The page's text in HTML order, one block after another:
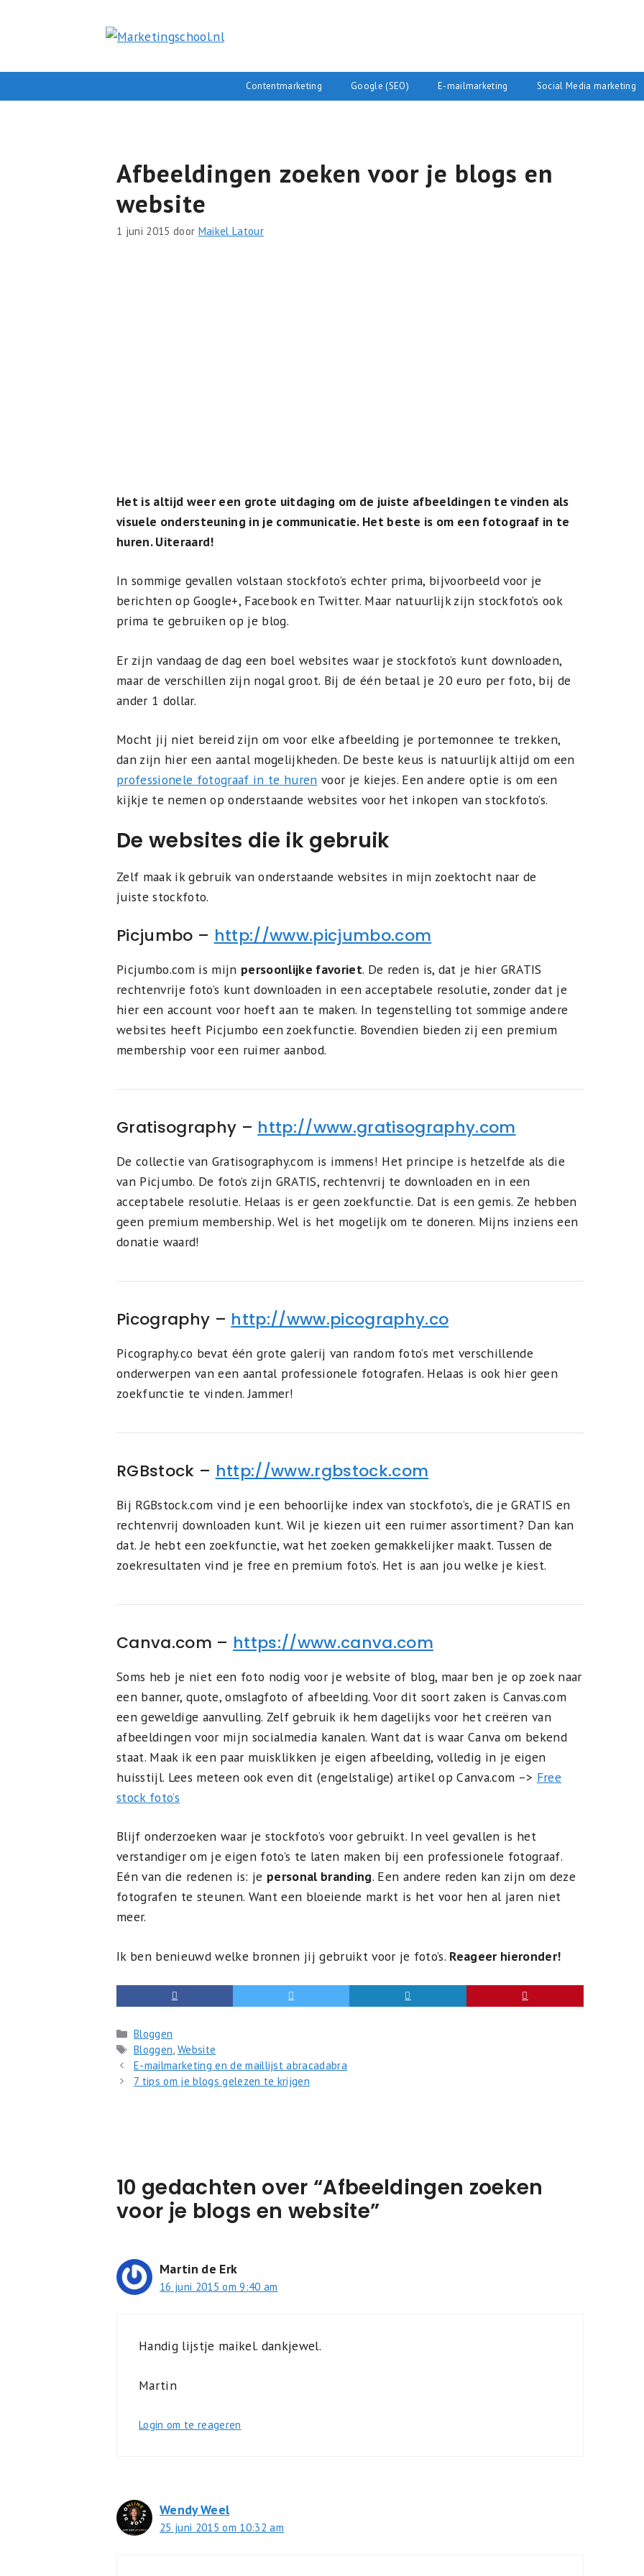
inhoud
Contentmarketing Google (SEO) E-mailmarketing Social Media marketing
Afbeeldingen zoeken voor je blogs en
website
1 juni 2015 door Maikel Latour
Het is altijd weer een grote uitdaging om de juiste afbeeldingen te vinden als
visuele ondersteuning in je communicatie. Het beste is om een fotograaf in te
huren. Uiteraard!
In sommige gevallen volstaan stockfoto’s echter prima, bijvoorbeeld voor je
berichten op Google+, Facebook en Twitter. Maar natuurlijk zijn stockfoto’s ook
prima te gebruiken op je blog.
Er zijn vandaag de dag een boel websites waar je stockfoto’s kunt downloaden,
maar de verschillen zijn nogal groot. Bij de één betaal je 20 euro per foto, bij de
ander 1 dollar.
Mocht jij niet bereid zijn om voor elke afbeelding je portemonnee te trekken,
dan zijn hier een aantal mogelijkheden. De beste keus is natuurlijk altijd om een
professionele fotograaf in te huren voor je kiejes. Een andere optie is om een
kijkje te nemen op onderstaande websites voor het inkopen van stockfoto’s.
De websites die ik gebruik
Zelf maak ik gebruik van onderstaande websites in mijn zoektocht naar de
juiste stockfoto.
Picjumbo – http://www.picjumbo.com
Picjumbo.com is mijn persoonlijke favoriet. De reden is, dat je hier GRATIS
rechtenvrije foto’s kunt downloaden in een acceptabele resolutie, zonder dat je
hier een account voor hoeft aan te maken. In tegenstelling tot sommige andere
websites heeft Picjumbo een zoekfunctie. Bovendien bieden zij een premium
membership voor een ruimer aanbod.
Gratisography – http://www.gratisography.com
De collectie van Gratisography.com is immens! Het principe is hetzelfde als die
van Picjumbo. De foto’s zijn GRATIS, rechtenvrij te downloaden en in een
acceptabele resolutie. Helaas is er geen zoekfunctie. Dat is een gemis. Ze hebben
geen premium membership. Wel is het mogelijk om te doneren. Mijns inziens een
donatie waard!
Picography – http://www.picography.co
Picography.co bevat één grote galerij van random foto’s met verschillende
onderwerpen van een aantal professionele fotografen. Helaas is ook hier geen
zoekfunctie te vinden. Jammer!
RGBstock – http://www.rgbstock.com
Bij RGBstock.com vind je een behoorlijke index van stockfoto’s, die je GRATIS en
rechtenvrij downloaden kunt. Wil je kiezen uit een ruimer assortiment? Dan kan
dat. Je hebt een zoekfunctie, wat het zoeken gemakkelijker maakt. Tussen de
zoekresultaten vind je free en premium foto’s. Het is aan jou welke je kiest.
Canva.com – https://www.canva.com
Soms heb je niet een foto nodig voor je website of blog, maar ben je op zoek naar
een banner, quote, omslagfoto of afbeelding. Voor dit soort zaken is Canvas.com
een geweldige aanvulling. Zelf gebruik ik hem dagelijks voor het creëren van
afbeeldingen voor mijn socialmedia kanalen. Want dat is waar Canva om bekend
staat. Maak ik een paar muisklikken je eigen afbeelding, volledig in je eigen
huisstijl. Lees meteen ook even dit (engelstalige) artikel op Canva.com –> Free
stock foto’s
Blijf onderzoeken waar je stockfoto’s voor gebruikt. In veel gevallen is het
verstandiger om je eigen foto’s te laten maken bij een professionele fotograaf.
Eén van die redenen is: je personal branding. Een andere reden kan zijn om deze
fotografen te steunen. Want een bloeiende markt is het voor hen al jaren niet
meer.
Ik ben benieuwd welke bronnen jij gebruikt voor je foto’s. Reageer hieronder!
Categorieën
Bloggen
Tags
Bloggen, Website
E-mailmarketing en de maillijst abracadabra
7 tips om je blogs gelezen te krijgen
10 gedachten over “Afbeeldingen zoeken
voor je blogs en website”
Martin de Erk
16 juni 2015 om 9:40 am
Handig lijstje maikel. dankjewel.
Martin
Login om te reageren
Wendy Weel
25 juni 2015 om 10:32 am